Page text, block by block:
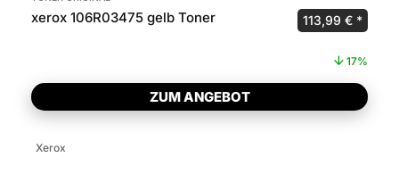
xerox 106R03475 gelb Toner Ursprünglicher
113,99 €
17%
ZUM ANGEBOT
Xerox